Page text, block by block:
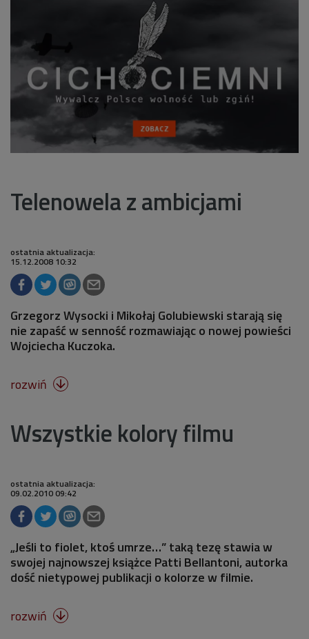
Telenowela z ambicjami
ostatnia aktualizacja:
15.12.2008 10:32
Grzegorz Wysocki i Mikołaj Golubiewski starają się
nie zapaść w senność rozmawiając o nowej powieści
Wojciecha Kuczoka.
rozwiń 
Wszystkie kolory filmu
ostatnia aktualizacja:
09.02.2010 09:42
„Jeśli to fiolet, ktoś umrze…” taką tezę stawia w
swojej najnowszej książce Patti Bellantoni, autorka
dość nietypowej publikacji o kolorze w filmie.
rozwiń 